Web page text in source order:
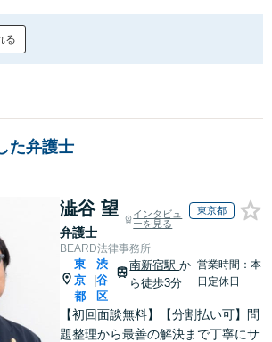
る
た弁護士
澁谷 望
弁護士
インタビュ
ーを見る
東京都
BEARD法律事務所
東
京
都
渋
谷
区
南新宿駅か
ら徒歩3分
営業時間：本
日定休日
【初回面談無料】【分割払い可】問
題整理から最善の解決まで丁寧にサ